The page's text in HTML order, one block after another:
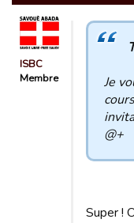
ISBC
Membre
Je
@+
Super !